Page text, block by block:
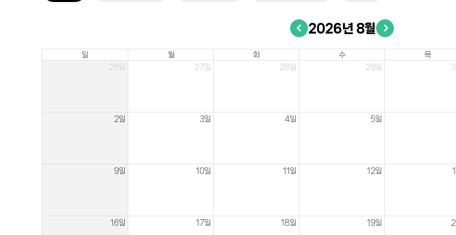
2026년 8월
일 월 화 수 목
26일
27일 28일 29일
2일 3일 4일 5일
9일 10일 11일 12일
16일 17일 18일 19일